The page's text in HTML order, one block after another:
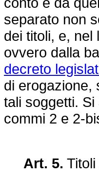
separato non
dei titoli, e, nel
ovvero dalla
decreto
di erogazione,
tali soggetti.
commi 2 e 2-
Art. 5.